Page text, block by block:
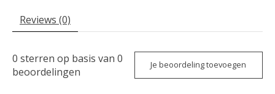
Reviews (0)
0 sterren op basis van 0
beoordelingen
Je beoordeling toevoegen